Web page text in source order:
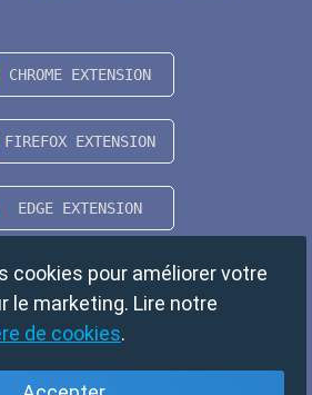
cookies pour améliorer votre
le marketing. Lire notre
de cookies.